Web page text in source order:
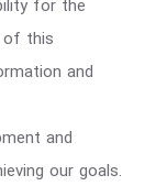
for the
of this
and
and
our goals.